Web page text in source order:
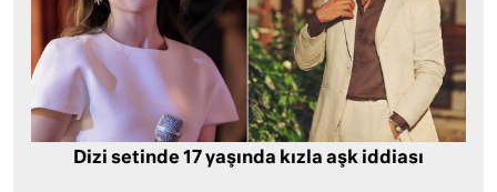
Dizi setinde 17 yaşında kızla aşk iddiası